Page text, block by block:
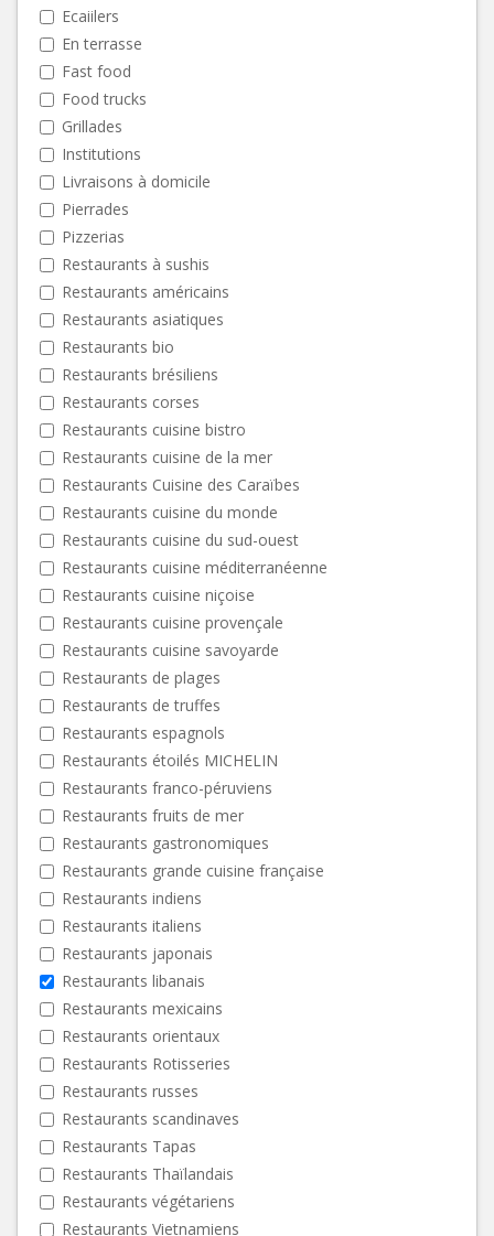
Ecaiilers
En terrasse
Fast food
Food trucks
Grillades
Institutions
Livraisons à domicile
Pierrades
Pizzerias
Restaurants à sushis
Restaurants américains
Restaurants asiatiques
Restaurants bio
Restaurants brésiliens
Restaurants corses
Restaurants cuisine bistro
Restaurants cuisine de la mer
Restaurants Cuisine des Caraïbes
Restaurants cuisine du monde
Restaurants cuisine du sud-ouest
Restaurants cuisine méditerranéenne
Restaurants cuisine niçoise
Restaurants cuisine provençale
Restaurants cuisine savoyarde
Restaurants de plages
Restaurants de truffes
Restaurants espagnols
Restaurants étoilés MICHELIN
Restaurants franco-péruviens
Restaurants fruits de mer
Restaurants gastronomiques
Restaurants grande cuisine française
Restaurants indiens
Restaurants italiens
Restaurants japonais
Restaurants libanais
Restaurants mexicains
Restaurants orientaux
Restaurants Rotisseries
Restaurants russes
Restaurants scandinaves
Restaurants Tapas
Restaurants Thaïlandais
Restaurants végétariens
Restaurants Vietnamiens